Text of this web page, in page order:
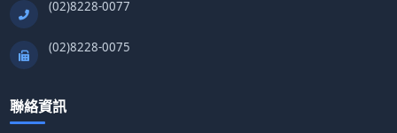
(02)8228-0077
(02)8228-0075
聯絡資訊